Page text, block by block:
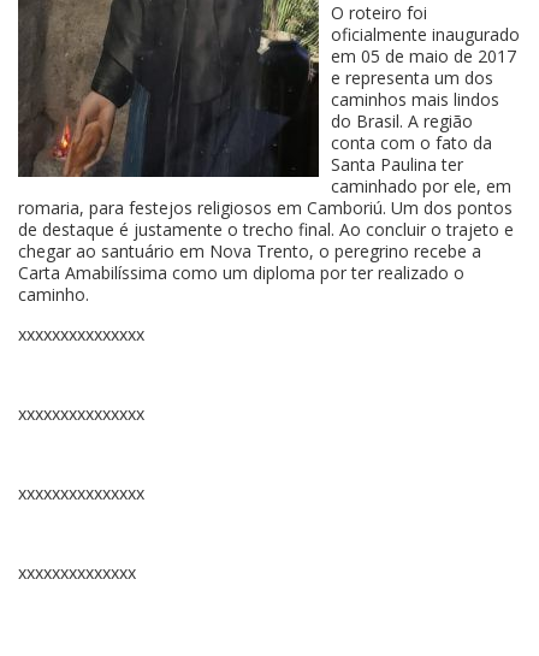
O roteiro foi
oficialmente inaugurado
em 05 de maio de 2017
e representa um dos
caminhos mais lindos
do Brasil. A região
conta com o fato da
Santa Paulina ter
caminhado por ele, em
romaria, para festejos religiosos em Camboriú. Um dos pontos
de destaque é justamente o trecho final. Ao concluir o trajeto e
chegar ao santuário em Nova Trento, o peregrino recebe a
Carta Amabilíssima como um diploma por ter realizado o
caminho.
xxxxxxxxxxxxxxx
xxxxxxxxxxxxxxx
xxxxxxxxxxxxxxx
xxxxxxxxxxxxxx